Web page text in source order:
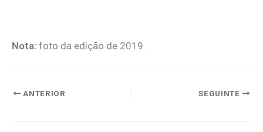
Nota: foto da edição de 2019.
ANTERIOR SEGUINTE